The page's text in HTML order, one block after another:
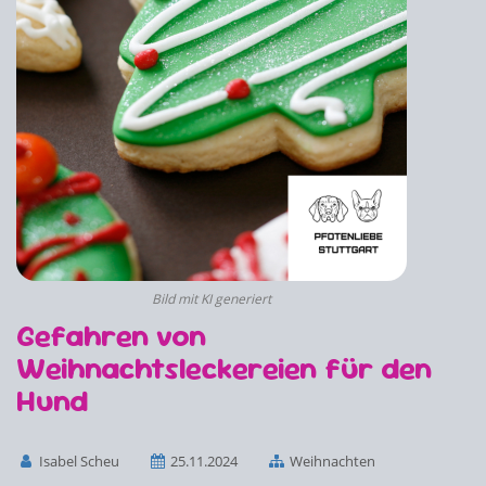
Bild mit KI generiert
Gefahren von
Weihnachtsleckereien für den
Hund
Isabel Scheu 25.11.2024 Weihnachten